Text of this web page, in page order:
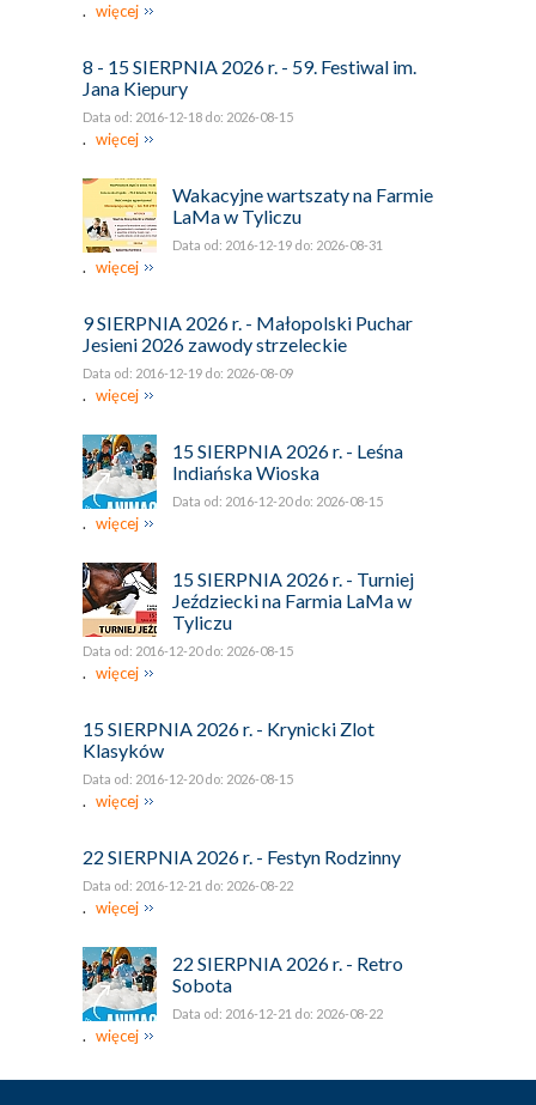
. więcej
8 - 15 SIERPNIA 2026 r. - 59. Festiwal im.
Jana Kiepury
Data od: 2016-12-18 do: 2026-08-15
. więcej
Wakacyjne wartszaty na Farmie
LaMa w Tyliczu
Data od: 2016-12-19 do: 2026-08-31
. więcej
9 SIERPNIA 2026 r. - Małopolski Puchar
Jesieni 2026 zawody strzeleckie
Data od: 2016-12-19 do: 2026-08-09
. więcej
15 SIERPNIA 2026 r. - Leśna
Indiańska Wioska
Data od: 2016-12-20 do: 2026-08-15
. więcej
15 SIERPNIA 2026 r. - Turniej
Jeździecki na Farmia LaMa w
Tyliczu
Data od: 2016-12-20 do: 2026-08-15
. więcej
15 SIERPNIA 2026 r. - Krynicki Zlot
Klasyków
Data od: 2016-12-20 do: 2026-08-15
. więcej
22 SIERPNIA 2026 r. - Festyn Rodzinny
Data od: 2016-12-21 do: 2026-08-22
. więcej
22 SIERPNIA 2026 r. - Retro
Sobota
Data od: 2016-12-21 do: 2026-08-22
. więcej